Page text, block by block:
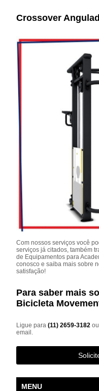
Crossover
Com nossos serviços você
serviços já citados, também
de Equipamentos para
conosco e saiba mais sobre
satisfação!
Para saber mais
Bicicleta
Ligue para(11) 2659-3182
email.
MENU